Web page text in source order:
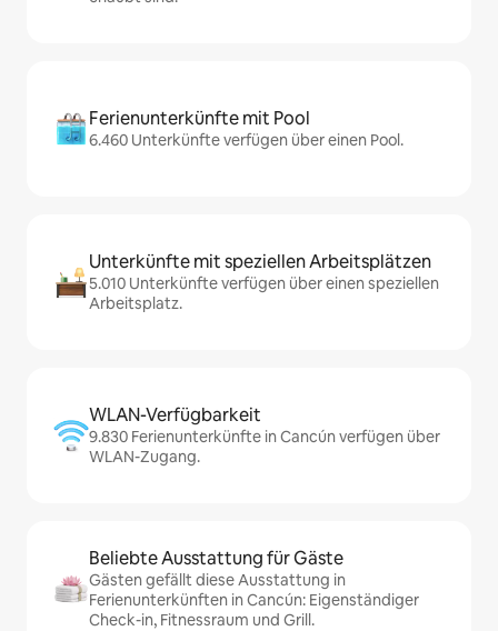
Ferienunterkünfte mit Pool
6.460 Unterkünfte verfügen über einen Pool.
Unterkünfte mit speziellen Arbeitsplätzen
5.010 Unterkünfte verfügen über einen speziellen
Arbeitsplatz.
WLAN-Verfügbarkeit
9.830 Ferienunterkünfte in Cancún verfügen über
WLAN-Zugang.
Beliebte Ausstattung für Gäste
Gästen gefällt diese Ausstattung in
Ferienunterkünften in Cancún: Eigenständiger
Check-in, Fitnessraum und Grill.